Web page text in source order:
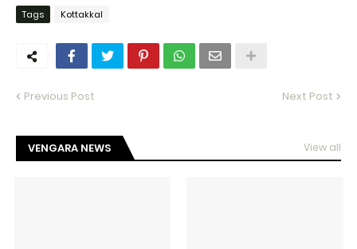
Tags Kottakkal
Previous Post Next Post
VENGARA NEWS View all